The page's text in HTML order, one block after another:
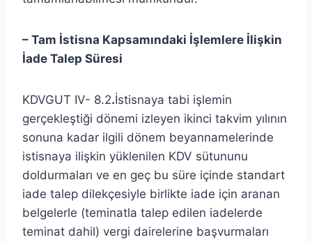
– Tam İstisna Kapsamındaki İşlemlere İlişkin
İade Talep Süresi
KDVGUT IV- 8.2.İstisnaya tabi işlemin
gerçekleştiği dönemi izleyen ikinci takvim yılının
sonuna kadar ilgili dönem beyannamelerinde
istisnaya ilişkin yüklenilen KDV sütununu
doldurmaları ve en geç bu süre içinde standart
iade talep dilekçesiyle birlikte iade için aranan
belgelerle (teminatla talep edilen iadelerde
teminat dahil) vergi dairelerine başvurmaları